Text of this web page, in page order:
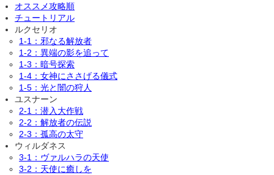
オススメ攻略順
チュートリアル
ルクセリオ
1-1：邪なる解放者
1-2：異端の影を追って
1-3：暗号探索
1-4：女神にささげる儀式
1-5：光と闇の狩人
ユスナーン
2-1：潜入大作戦
2-2：解放者の伝説
2-3：孤高の太守
ウィルダネス
3-1：ヴァルハラの天使
3-2：天使に癒しを